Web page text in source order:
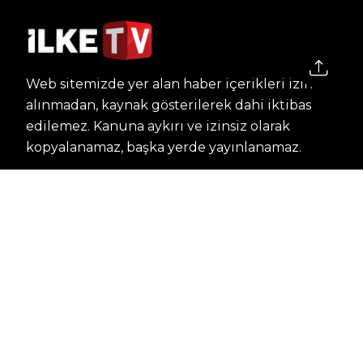
Web sitemizde yer alan haber içerikleri izin
alınmadan, kaynak gösterilerek dahi iktibas
edilemez. Kanuna aykırı ve izinsiz olarak
kopyalanamaz, başka yerde yayınlanamaz.